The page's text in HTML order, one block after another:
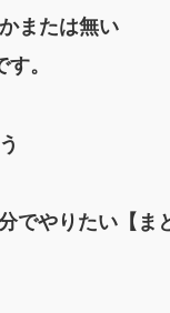
または無い
。
でやりたい【ま